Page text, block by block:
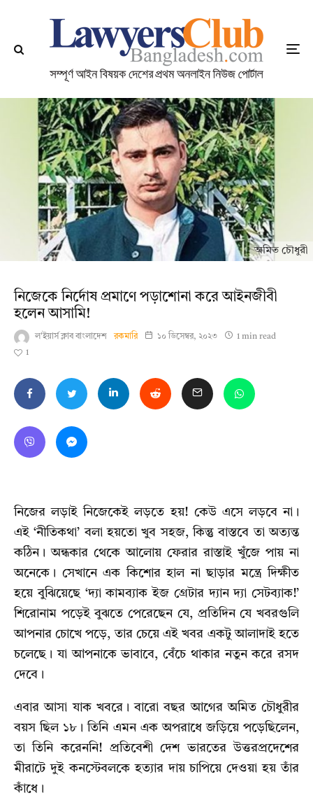
অমিত চৌধুরী
নিজেকে নির্দোষ প্রমাণে পড়াশোনা করে আইনজীবী
হলেন আসামি!
ল'ইয়ার্স ক্লাব বাংলাদেশ রকমারি ১০ ডিসেম্বর, ২০২৩
1 min read
1
নিজের লড়াই নিজেকেই লড়তে হয়! কেউ এসে লড়বে না।
এই ‘নীতিকথা’ বলা হয়তো খুব সহজ, কিন্তু বাস্তবে তা অত্যন্ত
কঠিন। অন্ধকার থেকে আলোয় ফেরার রাস্তাই খুঁজে পায় না
অনেকে। সেখানে এক কিশোর হাল না ছাড়ার মন্ত্রে দিক্ষীত
হয়ে বুঝিয়েছে ‘দ্যা কামব্যাক ইজ গ্রেটার দ্যান দ্যা সেটব্যাক!’
শিরোনাম পড়েই বুঝতে পেরেছেন যে, প্রতিদিন যে খবরগুলি
আপনার চোখে পড়ে, তার চেয়ে এই খবর একটু আলাদাই হতে
চলেছে। যা আপনাকে ভাবাবে, বেঁচে থাকার নতুন করে রসদ
দেবে।
এবার আসা যাক খবরে। বারো বছর আগের অমিত চৌধুরীর
বয়স ছিল ১৮। তিনি এমন এক অপরাধে জড়িয়ে পড়েছিলেন,
তা তিনি করেননি! প্রতিবেশী দেশ ভারতের উত্তরপ্রদেশের
মীরাটে দুই কনস্টেবলকে হত্যার দায় চাপিয়ে দেওয়া হয় তাঁর
কাঁধে।